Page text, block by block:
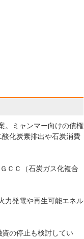
。ミャンマー向けの債権
化炭素排出や石炭消費
ＣＣ（石炭ガス化複合
力発電や再生可能エネル
の停止も検討してい